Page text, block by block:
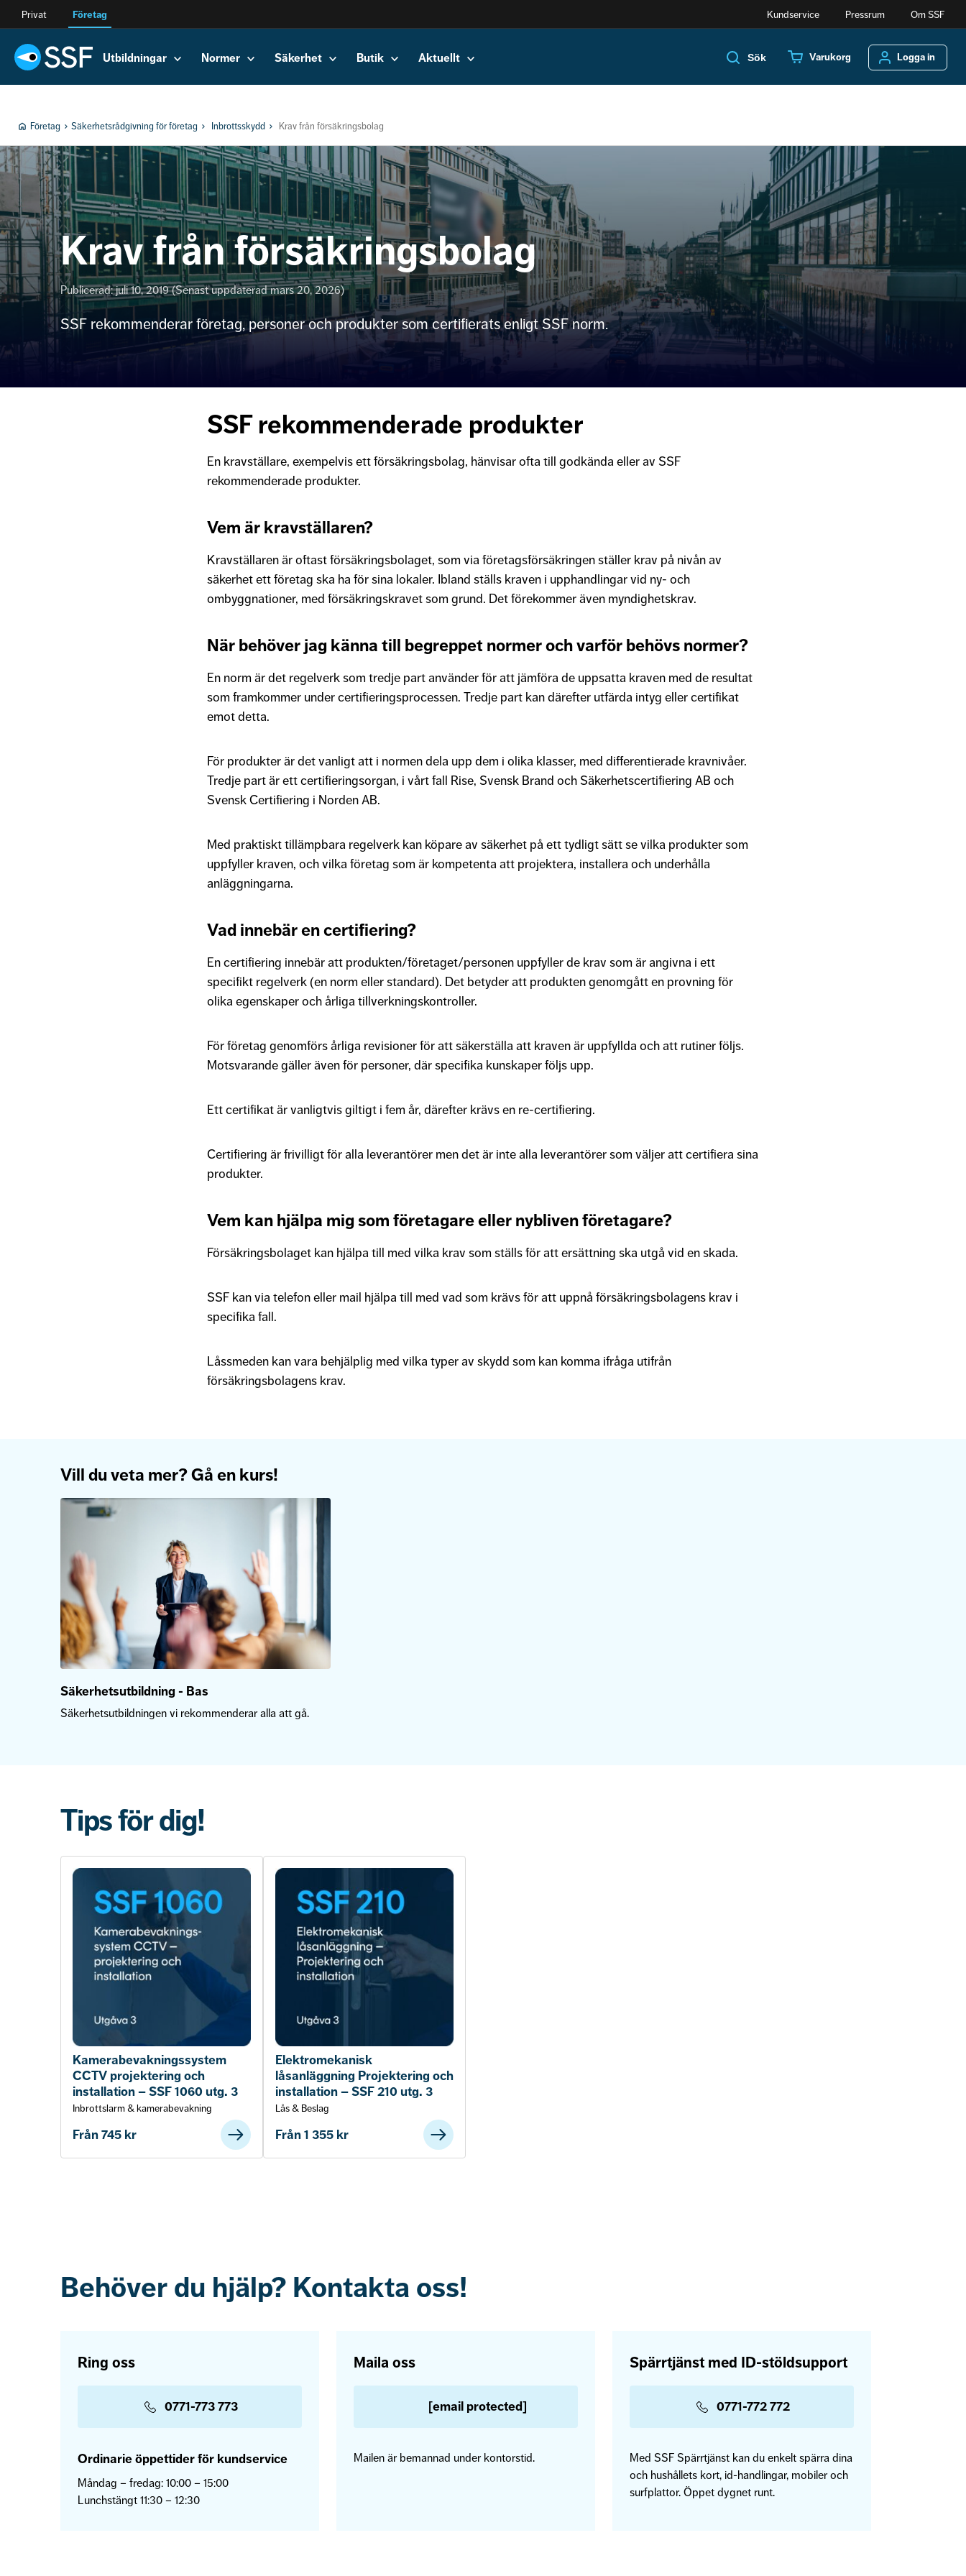
Privat Företag Kundservice Pressrum Om SSF
Utbildningar Normer Säkerhet Butik Aktuellt Sök Varukorg Logga in
Företag Säkerhetsrådgivning för företag Inbrottsskydd Krav från försäkringsbolag
Krav från försäkringsbolag
Publicerad: juli 10, 2019 (Senast uppdaterad mars 20, 2026)
SSF rekommenderar företag, personer och produkter som certifierats enligt SSF norm.
SSF rekommenderade produkter
En kravställare, exempelvis ett försäkringsbolag, hänvisar ofta till godkända eller av SSF
rekommenderade produkter.
Vem är kravställaren?
Kravställaren är oftast försäkringsbolaget, som via företagsförsäkringen ställer krav på nivån av
säkerhet ett företag ska ha för sina lokaler. Ibland ställs kraven i upphandlingar vid ny- och
ombyggnationer, med försäkringskravet som grund. Det förekommer även myndighetskrav.
När behöver jag känna till begreppet normer och varför behövs normer?
En norm är det regelverk som tredje part använder för att jämföra de uppsatta kraven med de resultat
som framkommer under certifieringsprocessen. Tredje part kan därefter utfärda intyg eller certifikat
emot detta.
För produkter är det vanligt att i normen dela upp dem i olika klasser, med differentierade kravnivåer.
Tredje part är ett certifieringsorgan, i vårt fall Rise, Svensk Brand och Säkerhetscertifiering AB och
Svensk Certifiering i Norden AB.
Med praktiskt tillämpbara regelverk kan köpare av säkerhet på ett tydligt sätt se vilka produkter som
uppfyller kraven, och vilka företag som är kompetenta att projektera, installera och underhålla
anläggningarna.
Vad innebär en certifiering?
En certifiering innebär att produkten/företaget/personen uppfyller de krav som är angivna i ett
specifikt regelverk (en norm eller standard). Det betyder att produkten genomgått en provning för
olika egenskaper och årliga tillverkningskontroller.
För företag genomförs årliga revisioner för att säkerställa att kraven är uppfyllda och att rutiner följs.
Motsvarande gäller även för personer, där specifika kunskaper följs upp.
Ett certifikat är vanligtvis giltigt i fem år, därefter krävs en re-certifiering.
Certifiering är frivilligt för alla leverantörer men det är inte alla leverantörer som väljer att certifiera sina
produkter.
Vem kan hjälpa mig som företagare eller nybliven företagare?
Försäkringsbolaget kan hjälpa till med vilka krav som ställs för att ersättning ska utgå vid en skada.
SSF kan via telefon eller mail hjälpa till med vad som krävs för att uppnå försäkringsbolagens krav i
specifika fall.
Låssmeden kan vara behjälplig med vilka typer av skydd som kan komma ifråga utifrån
försäkringsbolagens krav.
Vill du veta mer? Gå en kurs!
Säkerhetsutbildning - Bas
Säkerhetsutbildningen vi rekommenderar alla att gå.
Tips för dig!
Kamerabevakningssystem
CCTV projektering och
installation – SSF 1060 utg. 3
Inbrottslarm & kamerabevakning
Från745 kr
Elektromekanisk
låsanläggning Projektering och
installation – SSF 210 utg. 3
Lås & Beslag
Från1 355 kr
Behöver du hjälp? Kontakta oss!
Ring oss
0771-773 773
Ordinarie öppettider för kundservice
Måndag – fredag: 10:00 – 15:00
Lunchstängt 11:30 – 12:30
Maila oss
[email protected]
Mailen är bemannad under kontorstid.
Spärrtjänst med ID-stöldsupport
0771-772 772
Med SSF Spärrtjänst kan du enkelt spärra dina
och hushållets kort, id-handlingar, mobiler och
surfplattor. Öppet dygnet runt.